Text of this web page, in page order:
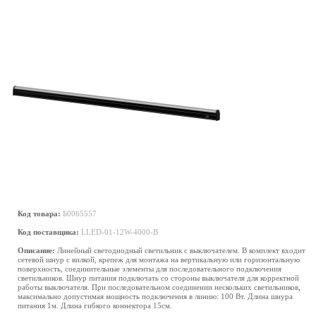
Код товара: Б0065557
Код поставщика: LLED-01-12W-4000-B
Описание: Линейный светодиодный светильник с выключателем. В комплект входит
сетевой шнур с вилкой, крепеж для монтажа на вертикальную или горизонтальную
поверхность, соединительные элементы для последовательного подключения
светильников. Шнур питания подключать со стороны выключателя для корректной
работы выключателя. При последовательном соединении нескольких светильников,
максимально допустимая мощность подключения в линию: 100 Вт. Длина шнура
питания 1м. Длина гибкого коннектора 15см.